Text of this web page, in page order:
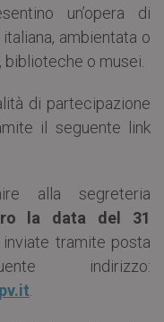
un’opera di
ambientata o
o musei.
di partecipazione
il seguente link
alla segreteria
la data del 31
tramite posta
indirizzo: